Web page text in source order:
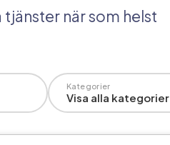
tjänster när som helst
Kategorier
Visa alla kategorier